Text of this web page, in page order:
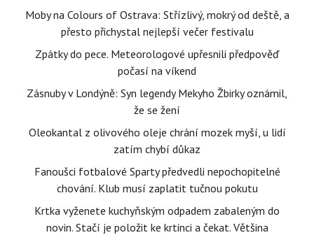
Moby na Colours of Ostrava: Střízlivý, mokrý od deště, a
přesto přichystal nejlepší večer festivalu
Zpátky do pece. Meteorologové upřesnili předpověď
počasí na víkend
Zásnuby v Londýně: Syn legendy Mekyho Žbirky oznámil,
že se žení
Oleokantal z olivového oleje chrání mozek myší, u lidí
zatím chybí důkaz
Fanoušci fotbalové Sparty předvedli nepochopitelné
chování. Klub musí zaplatit tučnou pokutu
Krtka vyženete kuchyňským odpadem zabaleným do
novin. Stačí je položit ke krtinci a čekat. Většina